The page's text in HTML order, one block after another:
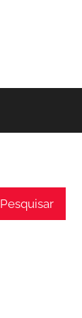
Pesquisar